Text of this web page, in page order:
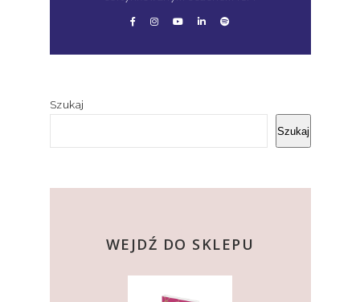
Szukaj
Szukaj
kup teraz
WEJDŹ DO SKLEPU